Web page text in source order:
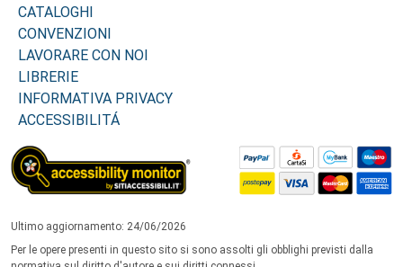
CATALOGHI
CONVENZIONI
LAVORARE CON NOI
LIBRERIE
INFORMATIVA PRIVACY
ACCESSIBILITÁ
Ultimo aggiornamento: 24/06/2026
Per le opere presenti in questo sito si sono assolti gli obblighi previsti dalla